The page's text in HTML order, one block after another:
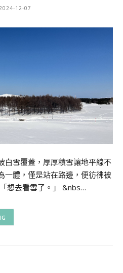
2024-12-07
白雪覆蓋，厚厚積雪讓地平線不
一體，僅是站在路邊，便彷彿被
想去看雪了。」 &nbs…